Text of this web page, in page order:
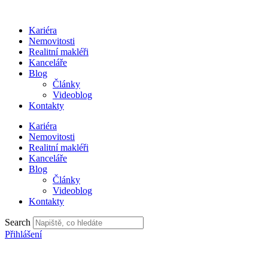
obsahuKariéra
Nemovitosti
Realitní makléři
Kanceláře
Blog
Články
Videoblog
Kontakty
Kariéra
Nemovitosti
Realitní makléři
Kanceláře
Blog
Články
Videoblog
Kontakty
Search
Přihlášení